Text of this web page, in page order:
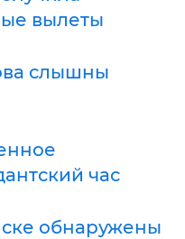
вылеты
слышны
час
обнаружены